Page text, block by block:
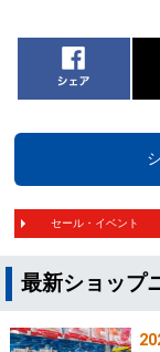
セール・イベント
最新ショップ